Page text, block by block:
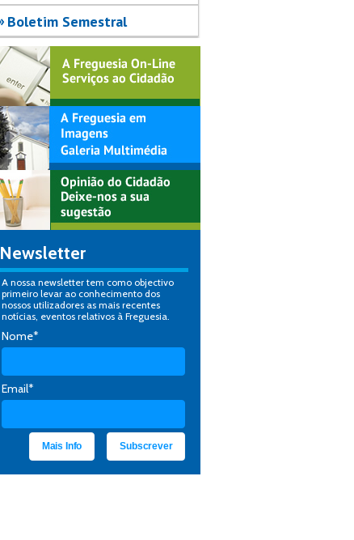
Boletim Semestral
Newsletter
A nossa newsletter tem como objectivo
primeiro levar ao conhecimento dos
nossos utilizadores as mais recentes
notícias, eventos relativos à Freguesia.
Nome*
Email*